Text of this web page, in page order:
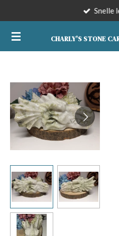
naar
de
CHARLY'S STONE
Snelle